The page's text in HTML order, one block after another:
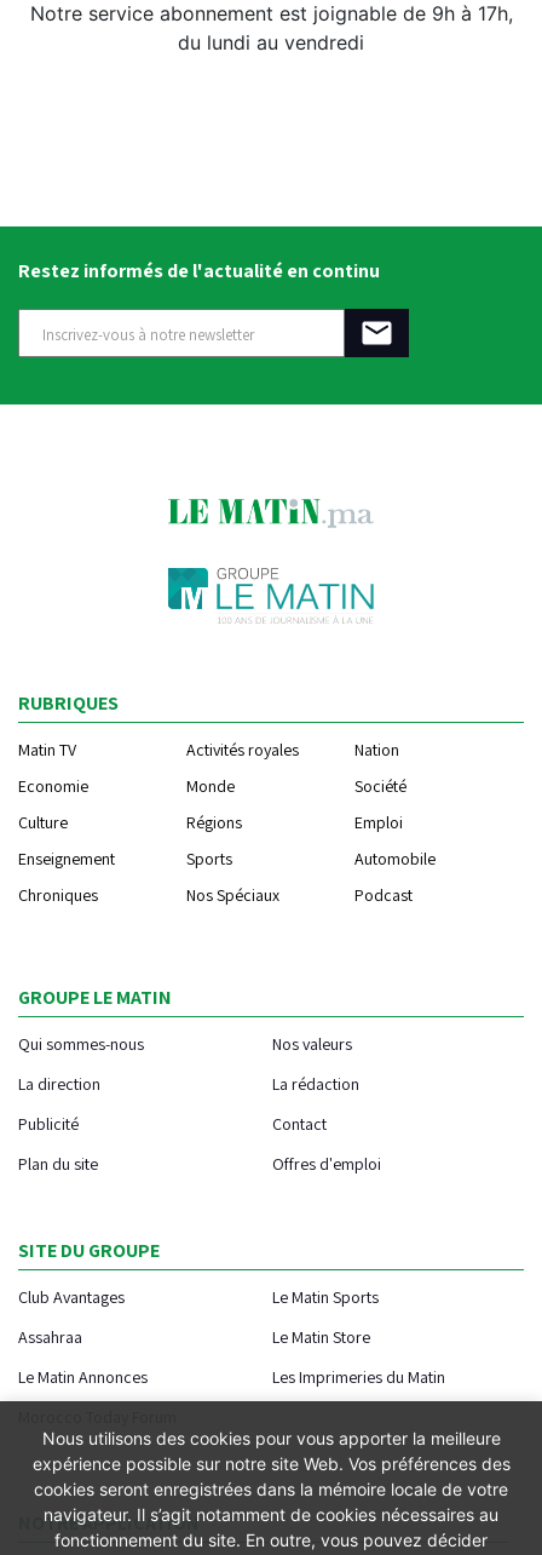
Notre service abonnement est joignable de 9h à 17h,
du lundi au vendredi
Restez informés de l'actualité en continu
RUBRIQUES
Matin TV Activités royales
Nation
Economie
Monde
Société
Culture
Régions
Emploi
Enseignement
Sports
Automobile
Chroniques
Nos Spéciaux Podcast
GROUPE LE MATIN
Qui sommes-nous
Nos valeurs
La direction
La rédaction
Publicité
Contact
Plan du site
Offres d'emploi
SITE DU GROUPE
Club Avantages
Le Matin Sports
Assahraa
Le Matin Store
Le Matin Annonces
Les Imprimeries du Matin
NOTRE APPLICATION
Nous utilisons des cookies pour vous apporter la meilleure
expérience possible sur notre site Web. Vos préférences des
cookies seront enregistrées dans la mémoire locale de votre
navigateur. Il s’agit notamment de cookies nécessaires au
fonctionnement du site. En outre, vous pouvez décider